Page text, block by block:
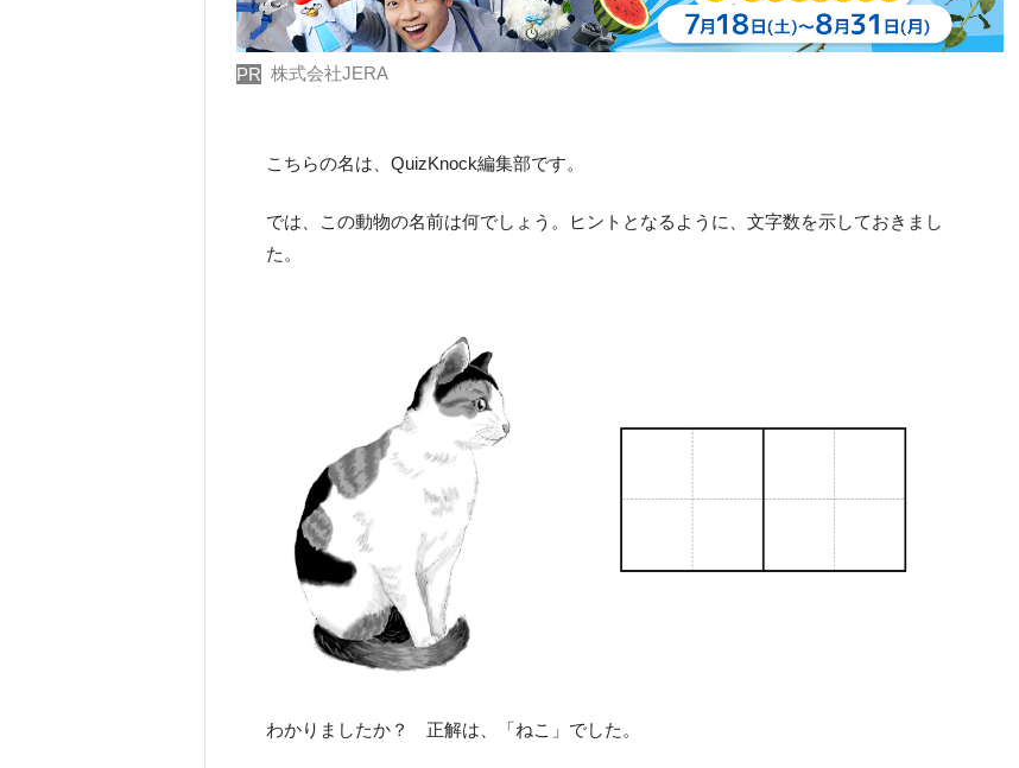
PR 株式会社JERA
こちらの名は、QuizKnock編集部です。
では、この動物の名前は何でしょう。ヒントとなるように、文字数を示しておきまし
た。
わかりましたか？ 正解は、「ねこ」でした。